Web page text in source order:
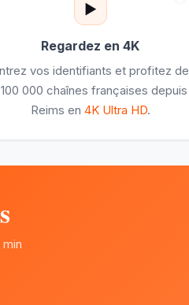
▶️
Regardez en 4K
vos identifiants et profitez de
000 chaînes françaises depuis
Reims en 4K Ultra HD.
min